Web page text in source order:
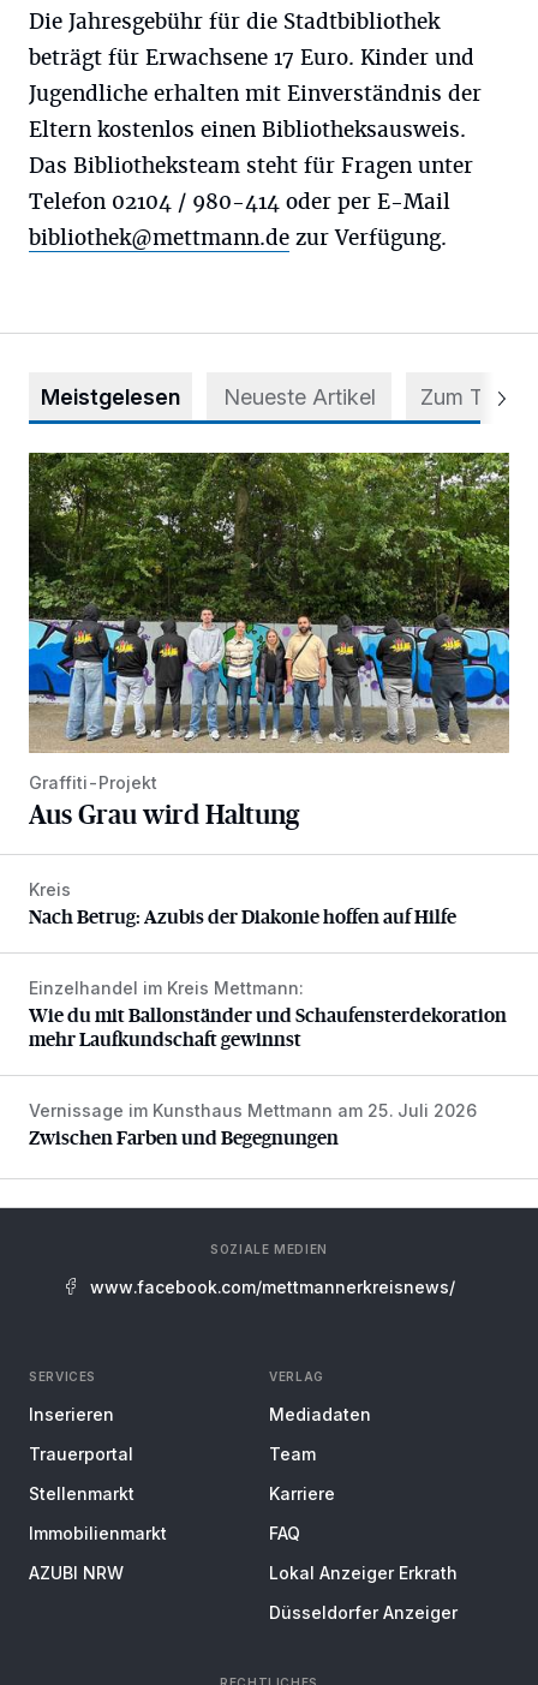
Die Jahresgebühr für die Stadtbibliothek
beträgt für Erwachsene 17 Euro. Kinder und
Jugendliche erhalten mit Einverständnis der
Eltern kostenlos einen Bibliotheksausweis.
Das Bibliotheksteam steht für Fragen unter
Telefon 02104 / 980-414 oder per E-Mail
bibliothek@mettmann.de zur Verfügung.
Meistgelesen Neueste Artikel Zum Thema
Aus Grau wird Haltung
Graffiti-Projekt
Aus Grau wird Haltung
Nach Betrug: Azubis der Diakonie hoffen auf Hilfe
Kreis
Nach Betrug: Azubis der Diakonie hoffen auf Hilfe
Wie du mit Ballonständer und Schaufensterdekoration
Einzelhandel im Kreis Mettmann:
Wie du mit Ballonständer und Schaufensterdekoration
mehr Laufkundschaft gewinnst
Zwischen Farben und Begegnungen
Vernissage im Kunsthaus Mettmann am 25. Juli 2026
Zwischen Farben und Begegnungen
SOZIALE MEDIEN
www.facebook.com/mettmannerkreisnews/
SERVICES
Inserieren
Trauerportal
Stellenmarkt
Immobilienmarkt
AZUBI NRW
VERLAG
Mediadaten
Team
Karriere
FAQ
Lokal Anzeiger Erkrath
Düsseldorfer Anzeiger